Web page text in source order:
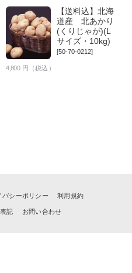
【送料込】北海
道産 北あかり
(くりじゃが)(L
サイズ・10kg)
[50-70-0212]
4,800 円（税込）
バシーポリシー 利用規約
記 お問い合わせ